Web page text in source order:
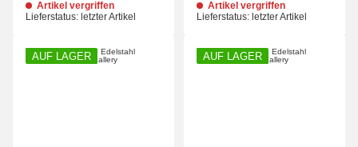
Artikel vergriffen
Lieferstatus: letzter Artikel
Artikel vergriffen
Lieferstatus: letzter Artikel
AUF LAGER AUF LAGER